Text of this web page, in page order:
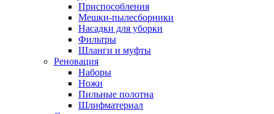
Приспособления
Мешки-пылесборники
Насадки для уборки
Фильтры
Шланги и муфты
Реновация
Наборы
Ножи
Пильные полотна
Шлифматериал